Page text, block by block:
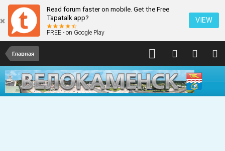
Read forum faster on mobile. Get the Free
Tapatalk app?
FREE - on Google Play
VIEW
Главная